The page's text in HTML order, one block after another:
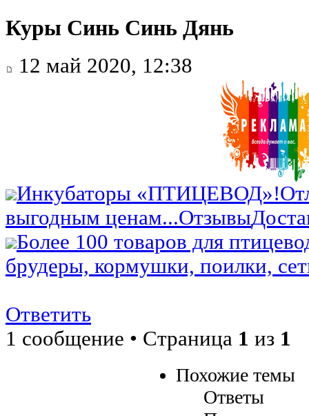
Куры Синь Синь Дянь
12 май 2020, 12:38
Инкубаторы «ПТИЦЕВОД»!
выгодным ценам...Отзывы
Более 100 товаров для
брудеры, кормушки, поилки,
Ответить
1 сообщение • Страница 1 из 1
Похожие темы
Ответы